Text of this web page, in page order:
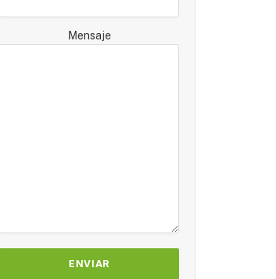
Mensaje